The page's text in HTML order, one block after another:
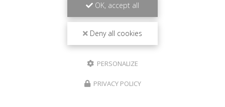
OK, accept all
Deny all cookies
PERSONALIZE
PRIVACY POLICY